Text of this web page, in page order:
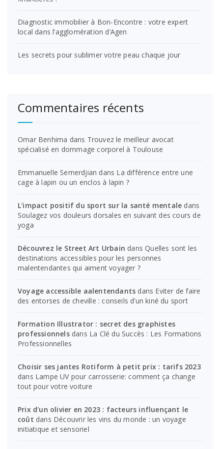
Diagnostic immobilier à Bon-Encontre : votre expert
local dans l’agglomération d’Agen
Les secrets pour sublimer votre peau chaque jour
Commentaires récents
Omar Benhima dans Trouvez le meilleur avocat
spécialisé en dommage corporel à Toulouse
Emmanuelle Semerdjian dans La différence entre une
cage à lapin ou un enclos à lapin ?
L'impact positif du sport sur la santé mentale dans
Soulagez vos douleurs dorsales en suivant des cours de
yoga
Découvrez le Street Art Urbain dansQuelles sont les
destinations accessibles pour les personnes
malentendantes qui aiment voyager ?
Voyage accessible aalentendants dans Eviter de faire
des entorses de cheville : conseils d’un kiné du sport
Formation Illustrator : secret des graphistes
professionnelsdans La Clé du Succès : Les Formations
Professionnelles
Choisir ses jantes Rotiform à petit prix : tarifs 2023
dans Lampe UV pour carrosserie: comment ça change
tout pour votre voiture
Prix d'un olivier en 2023 : facteurs influençant le
coût dans Découvrir les vins du monde : un voyage
initiatique et sensoriel